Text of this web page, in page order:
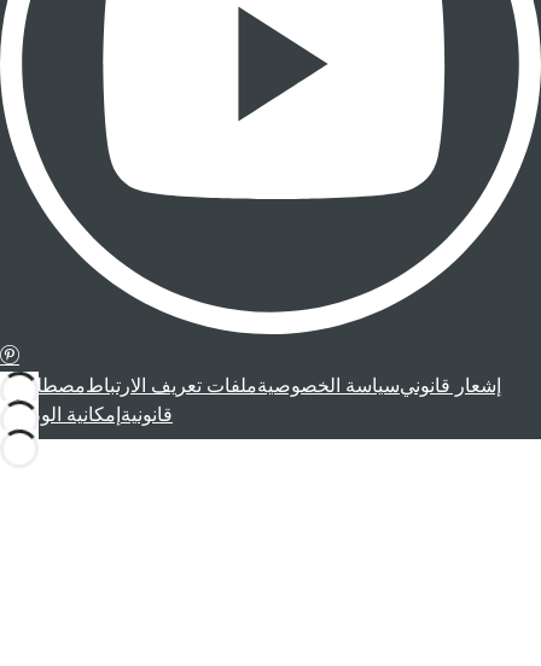
إشعار قانونيسياسة الخصوصيةملفات تعريف الارتباطمصطلحات
قانونية إمكانية الوصول